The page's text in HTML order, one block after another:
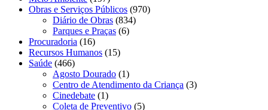
Obras e Serviços Públicos (970)
Diário de Obras (834)
Parques e Praças (6)
Procuradoria (16)
Recursos Humanos (15)
Saúde (466)
Agosto Dourado (1)
Centro de Atendimento da Criança (3)
Cinedebate (1)
Coleta de Preventivo (5)